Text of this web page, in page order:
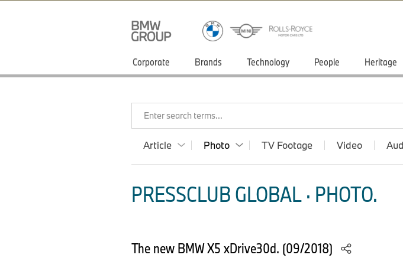
Corporate Brands Technology People Heritage
Enter search terms...
Article Photo TV Footage Video
PRESSCLUB GLOBAL · PHOTO.
The new BMW X5 xDrive30d. (09/2018)